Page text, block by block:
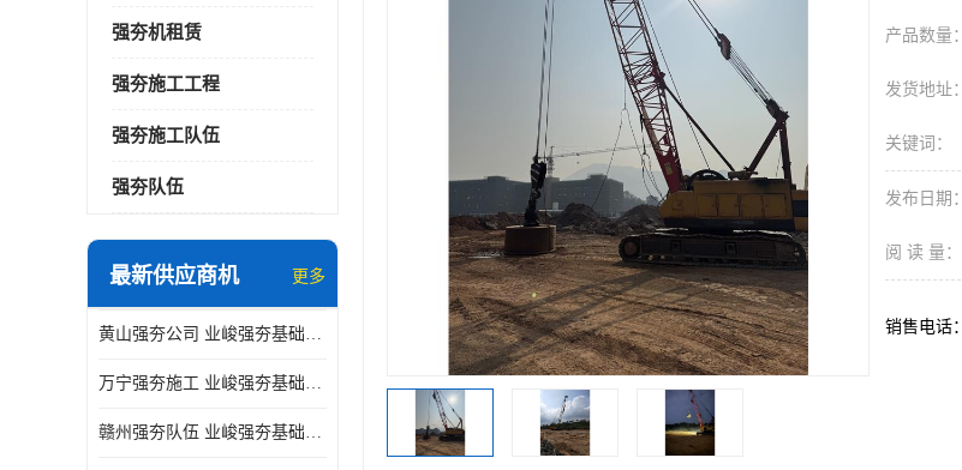
强夯机租赁
强夯施工工程
强夯施工队伍
强夯队伍
最新供应商机 更多
黄山强夯公司 业峻强夯基础工程
万宁强夯施工 业峻强夯基础工程
赣州强夯队伍 业峻强夯基础工程
产品数量：
发货地址：
关键词：
发布日期：
阅 读 量：
销售电话：